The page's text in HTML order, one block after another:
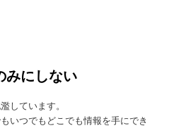
みにしない
しています。
いつでもどこでも情報を手にでき